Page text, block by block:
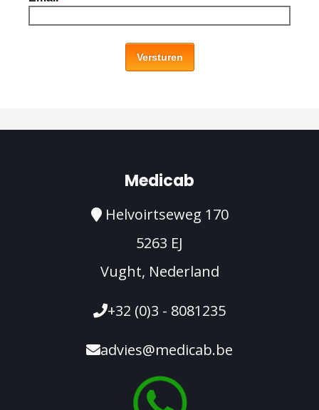
Versturen
Medicab
Helvoirtseweg 170
5263 EJ
Vught, Nederland
+32 (0)3 - 8081235
advies@medicab.be